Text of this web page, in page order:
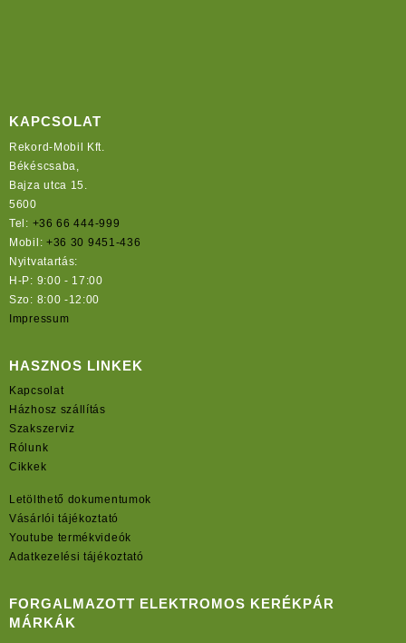
KAPCSOLAT
Rekord-Mobil Kft.
Békéscsaba,
Bajza utca 15.
5600
Tel: +36 66 444-999
Mobil: +36 30 9451-436
Nyitvatartás:
H-P: 9:00 - 17:00
Szo: 8:00 -12:00
Impressum
HASZNOS LINKEK
Kapcsolat
Házhosz szállítás
Szakszerviz
Rólunk
Cikkek
Letölthető dokumentumok
Vásárlói tájékoztató
Youtube termékvideók
Adatkezelési tájékoztató
FORGALMAZOTT ELEKTROMOS KERÉKPÁR
MÁRKÁK